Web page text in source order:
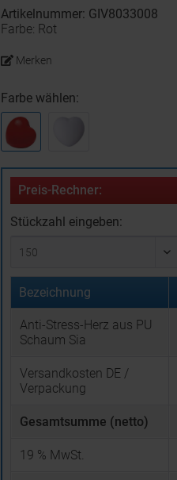
Artikelnummer: GIV8033008
Farbe: Rot
Merken
Farbe wählen:
Preis-Rechner:
Stückzahl eingeben:
Bezeichnung
Anti-Stress-Herz aus PU
Schaum Sia
Versandkosten DE /
Verpackung
Gesamtsumme (netto)
19 % MwSt.